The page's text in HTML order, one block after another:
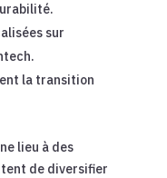
sur
la transition
lieu à des
de diversifier